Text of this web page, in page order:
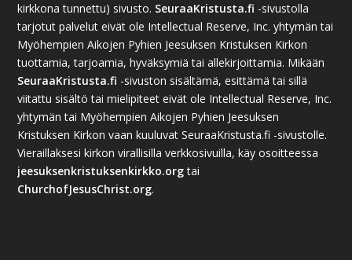
kirkkona tunnettu) sivusto. SeuraaKristusta.fi -sivustolla
tarjotut palvelut eivät ole Intellectual Reserve, Inc. yhtymän tai
Myöhempien Aikojen Pyhien Jeesuksen Kristuksen Kirkon
tuottamia, tarjoamia, hyväksymiä tai allekirjoittamia. Mikään
SeuraaKristusta.fi -sivuston sisältämä, esittämä tai sillä
viitattu sisältö tai mielipiteet eivät ole Intellectual Reserve, Inc.
yhtymän tai Myöhempien Aikojen Pyhien Jeesuksen
Kristuksen Kirkon vaan kuuluvat SeuraaKristusta.fi -sivustolle.
Vieraillaksesi kirkon virallisilla verkkosivuilla, käy osoitteessa
jeesuksenkristuksenkirkko.orgtai
ChurchofJesusChrist.org.